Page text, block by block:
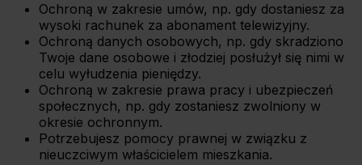
Ochroną w zakresie umów, np. gdy dostaniesz za
wysoki rachunek za abonament telewizyjny.
Ochroną danych osobowych, np. gdy skradziono
Twoje dane osobowe i złodziej posłużył się nimi w
celu wyłudzenia pieniędzy.
Ochroną w zakresie prawa pracy i ubezpieczeń
społecznych, np. gdy zostaniesz zwolniony w
okresie ochronnym.
Potrzebujesz pomocy prawnej w związku z
nieuczciwym właścicielem mieszkania.